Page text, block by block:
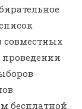
совместных
бесплатной